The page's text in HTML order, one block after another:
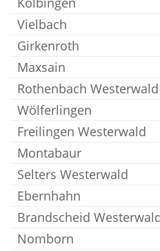
Vielbach
Girkenroth
Maxsain
Rothenbach Westerwald
Wölferlingen
Freilingen Westerwald
Montabaur
Selters Westerwald
Ebernhahn
Brandscheid
Nomborn